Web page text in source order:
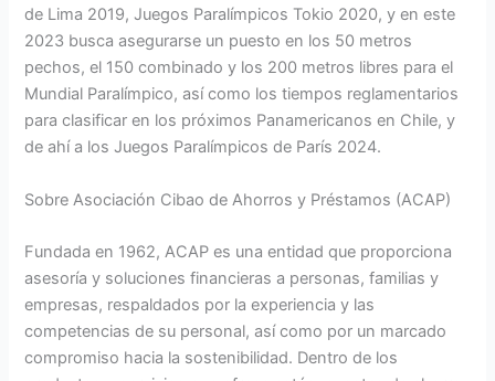
de Lima 2019, Juegos Paralímpicos Tokio 2020, y en este
2023 busca asegurarse un puesto en los 50 metros
pechos, el 150 combinado y los 200 metros libres para el
Mundial Paralímpico, así como los tiempos reglamentarios
para clasificar en los próximos Panamericanos en Chile, y
de ahí a los Juegos Paralímpicos de París 2024.
Sobre Asociación Cibao de Ahorros y Préstamos (ACAP)
Fundada en 1962, ACAP es una entidad que proporciona
asesoría y soluciones financieras a personas, familias y
empresas, respaldados por la experiencia y las
competencias de su personal, así como por un marcado
compromiso hacia la sostenibilidad. Dentro de los